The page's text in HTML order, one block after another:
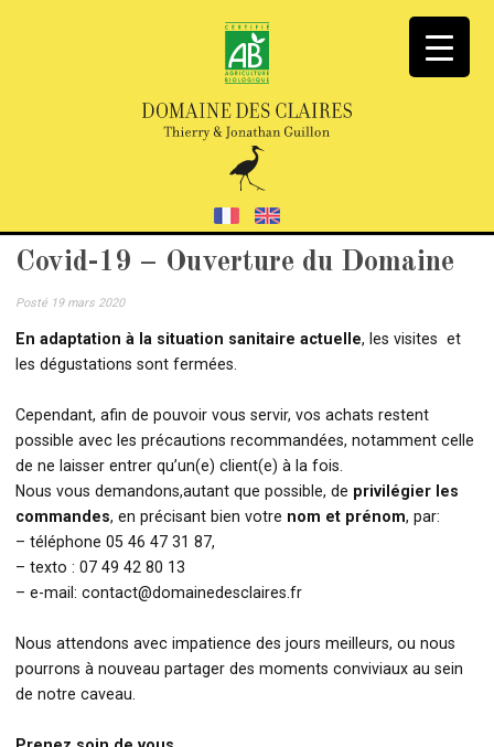
Covid-19 – Ouverture du Domaine
Posté 19 mars 2020
En adaptation à la situation sanitaire actuelle, les visites et
les dégustations sont fermées.
Cependant, afin de pouvoir vous servir, vos achats restent
possible avec les précautions recommandées, notamment celle
de ne laisser entrer qu’un(e) client(e) à la fois.
Nous vous demandons,autant que possible, de privilégier les
commandes, en précisant bien votre nom et prénom, par:
– téléphone 05 46 47 31 87,
– texto : 07 49 42 80 13
– e-mail: contact@domainedesclaires.fr
Nous attendons avec impatience des jours meilleurs, ou nous
pourrons à nouveau partager des moments conviviaux au sein
de notre caveau.